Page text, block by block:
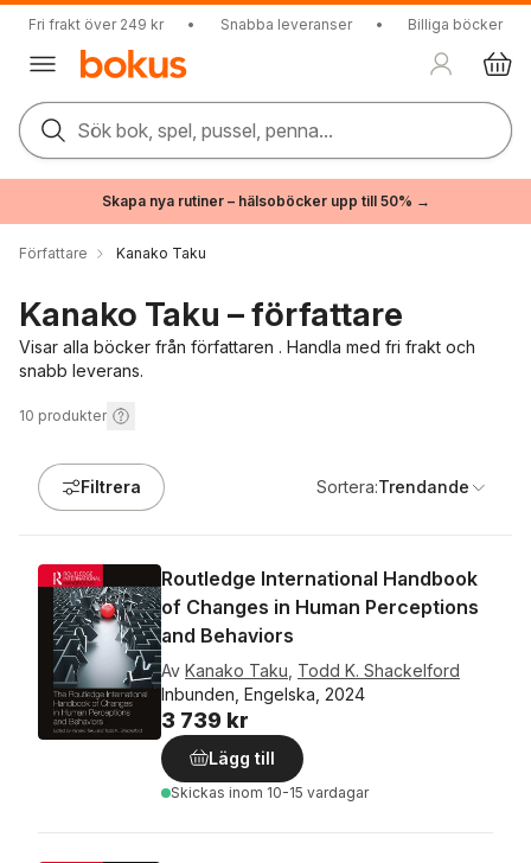
Fri frakt över 249 kr • Snabba leveranser • Billiga böcker
Sök bok, spel, pussel, penna...
Skapa nya rutiner – hälsoböcker upp till 50% →
Författare Kanako Taku
Kanako Taku – författare
Visar alla böcker från författaren . Handla med fri frakt och
snabb leverans.
10 produkter
Filtrera Sortera:Trendande
Routledge International Handbook
of Changes in Human Perceptions
and Behaviors
Av Kanako Taku Todd K. Shackelford
Inbunden, Engelska, 2024
3 739 kr
Lägg till
Skickas inom 10-15 vardagar